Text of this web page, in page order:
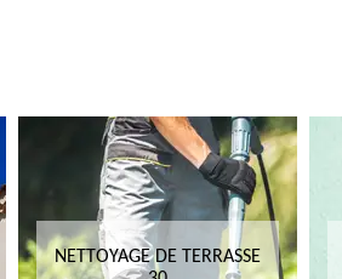
NETTOYAGE DE TERRASSE